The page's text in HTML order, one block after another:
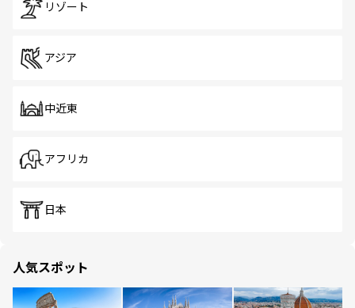
リゾート
アジア
中近東
アフリカ
日本
人気スポット